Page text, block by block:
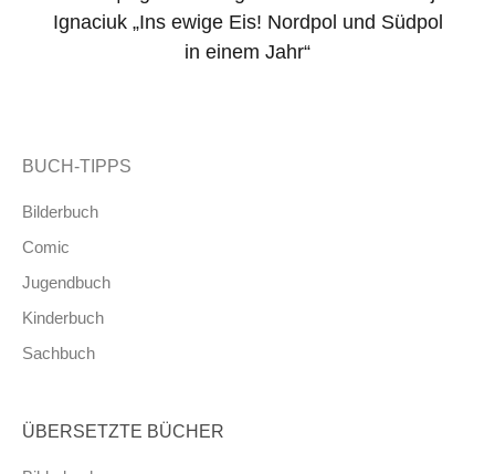
Ignaciuk „Ins ewige Eis! Nordpol und Südpol
in einem Jahr“
BUCH-TIPPS
Bilderbuch
Comic
Jugendbuch
Kinderbuch
Sachbuch
ÜBERSETZTE BÜCHER